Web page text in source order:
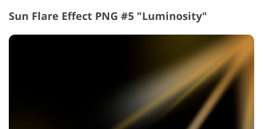
Sun Flare Effect PNG #5 "Luminosity"